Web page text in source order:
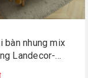
bàn nhung mix
Landecor-